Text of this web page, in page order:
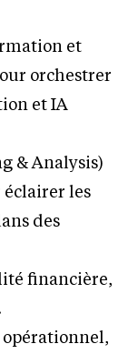
et
orchestrer
et IA
& Analysis)
les
des
financière,